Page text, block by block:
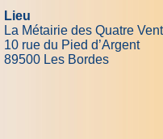
Lieu
La Métairie des Quatre
10 rue du Pied d’Argent
89500 Les Bordes